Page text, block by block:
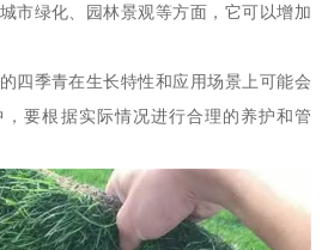
市绿化、园林景观等方面，它可以增加
四季青在生长特性和应用场景上可能会
要根据实际情况进行合理的养护和管